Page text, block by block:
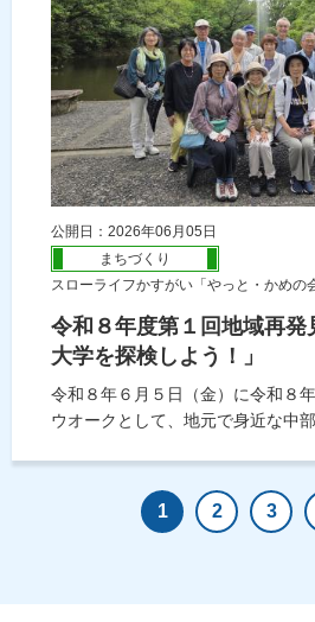
公開日：2026年06月05日
まちづくり
スローライフかすがい「やっと・かめの
令和８年度第１回地域再発
大学を探検しよう！」
令和８年６月５日（金）に令和８
ウオークとして、地元で身近な中
1 2 3